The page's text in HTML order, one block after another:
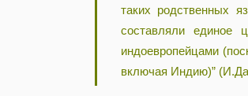
таких родственных
составляли единое
индоевропейцами
включая Индию)”